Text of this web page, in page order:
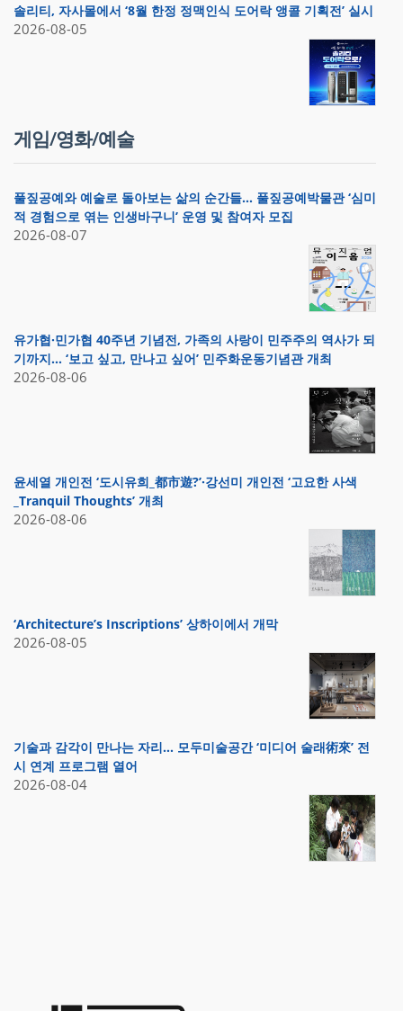
솔리티, 자사몰에서 ‘8월 한정 정맥인식 도어락 앵콜 기획전’ 실시
2026-08-05
게임/영화/예술
풀짚공예와 예술로 돌아보는 삶의 순간들… 풀짚공예박물관 ‘심미
적 경험으로 엮는 인생바구니’ 운영 및 참여자 모집
2026-08-07
유가협·민가협 40주년 기념전, 가족의 사랑이 민주주의 역사가 되
기까지… ‘보고 싶고, 만나고 싶어’ 민주화운동기념관 개최
2026-08-06
윤세열 개인전 ‘도시유희_都市遊?’·강선미 개인전 ‘고요한 사색
_Tranquil Thoughts’ 개최
2026-08-06
‘Architecture’s Inscriptions’ 상하이에서 개막
2026-08-05
기술과 감각이 만나는 자리… 모두미술공간 ‘미디어 술래術來’ 전
시 연계 프로그램 열어
2026-08-04